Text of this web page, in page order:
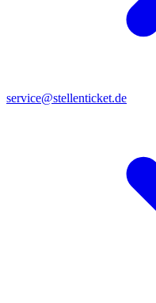
service@stellenticket.de